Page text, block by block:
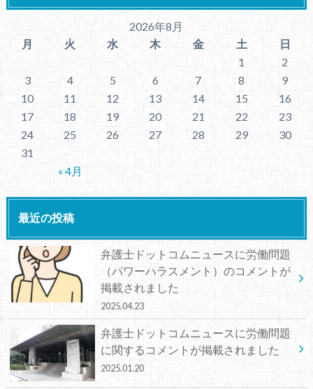
2026年8月
月
火 水 木 金 土 日
« 4月
1
2
3
4 5 6 7 8
9
10
11 12 13 14 15
16
17
18 19 20 21 22
23
24
25 26 27 28 29
30
31
最近の投稿
弁護士ドットコムニュースに労働問題
（パワーハラスメント）のコメントが
掲載されました
2025.04.23
弁護士ドットコムニュースに労働問題
に関するコメントが掲載されました
2025.01.20